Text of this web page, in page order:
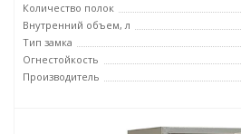
Количество полок
Внутренний объем, л
Тип замка
Огнестойкость
Производитель